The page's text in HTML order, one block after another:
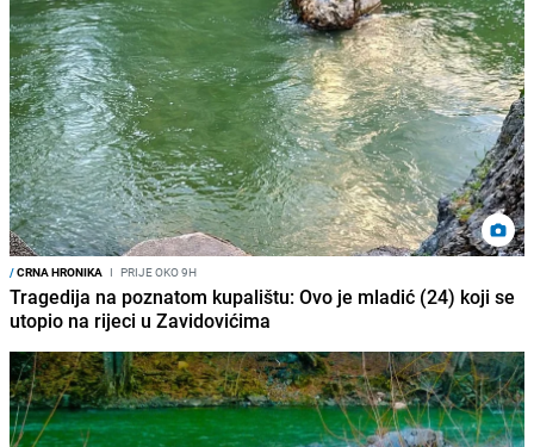
/CRNA HRONIKA I PRIJE OKO 9H
Tragedija na poznatom kupalištu: Ovo je mladić (24) koji se
utopio na rijeci u Zavidovićima